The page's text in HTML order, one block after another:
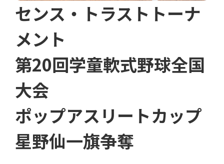
センス・トラストトーナ
メント
第20回学童軟式野球全国
大会
ポップアスリートカップ
星野仙一旗争奪